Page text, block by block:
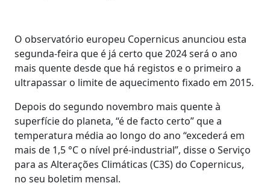
O observatório europeu Copernicus anunciou esta
segunda-feira que é já certo que 2024 será o ano
mais quente desde que há registos e o primeiro a
ultrapassar o limite de aquecimento fixado em 2015.
Depois do segundo novembro mais quente à
superfície do planeta, “é de facto certo” que a
temperatura média ao longo do ano “excederá em
mais de 1,5 °C o nível pré-industrial”, disse o Serviço
para as Alterações Climáticas (C3S) do Copernicus,
no seu boletim mensal.